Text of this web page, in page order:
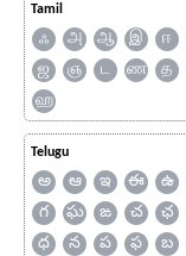
Tamil
ஃ அ ஆ இ ஈ
ஜ
ஞ ட ண த
ஹ
Telugu
అ ఆ ఇ ఈ ఉ
గ
ఘ ఙ చ ఛ
ధ
న ప ఫ బ